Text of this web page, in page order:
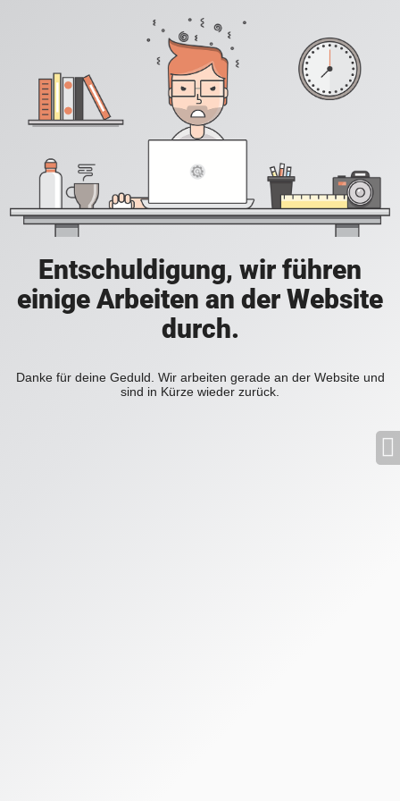
Entschuldigung, wir führen
einige Arbeiten an der Website
durch.
Danke für deine Geduld. Wir arbeiten gerade an der Website und
sind in Kürze wieder zurück.